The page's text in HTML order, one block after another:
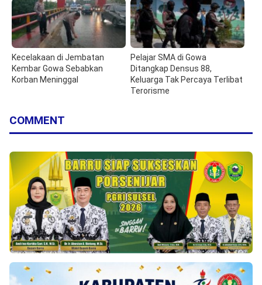
Kecelakaan di Jembatan
Kembar Gowa Sebabkan
Korban Meninggal
Pelajar SMA di Gowa
Ditangkap Densus 88,
Keluarga Tak Percaya Terlibat
Terorisme
COMMENT